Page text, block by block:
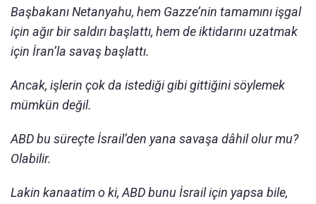
Başbakanı Netanyahu, hem Gazze’nin tamamını işgal
için ağır bir saldırı başlattı, hem de iktidarını uzatmak
için İran’la savaş başlattı.
Ancak, işlerin çok da istediği gibi gittiğini söylemek
mümkün değil.
ABD bu süreçte İsrail’den yana savaşa dâhil olur mu?
Olabilir.
Lakin kanaatim o ki, ABD bunu İsrail için yapsa bile,